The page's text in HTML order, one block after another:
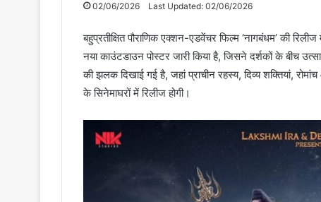
02/06/2026 Last Updated: 02/06/2026
बहुप्रतीक्षित पौराणिक एक्शन-एडवेंचर फिल्म ‘नागबंधम’ की
नया काउंटडाउन पोस्टर जारी किया है, जिसने दर्शकों के बीच
की झलक दिखाई गई है, जहां प्राचीन रहस्य, दिव्य शक्तियां,
के सिनेमाघरों में रिलीज होगी।